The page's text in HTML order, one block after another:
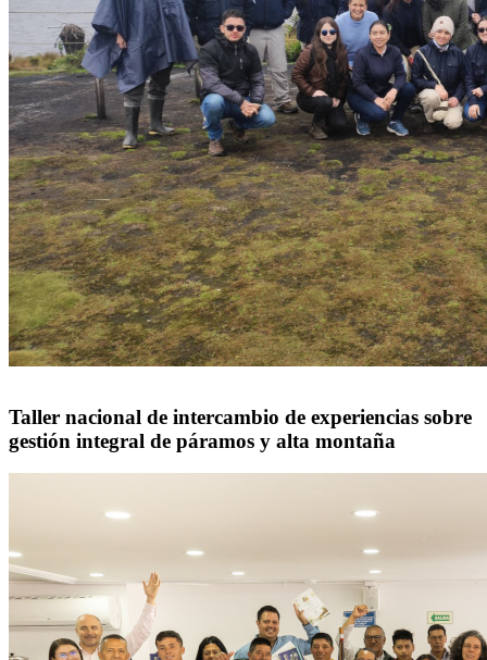
Taller nacional de intercambio de experiencias sobre
gestión integral de páramos y alta montaña